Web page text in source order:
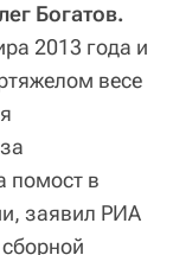
Богатов.
2013 года и
весе
помост в
заявил РИА